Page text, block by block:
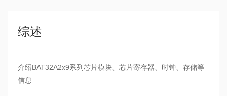
综述
介绍BAT32A2x9系列芯片模块、芯片寄存器、时钟、存储等
信息